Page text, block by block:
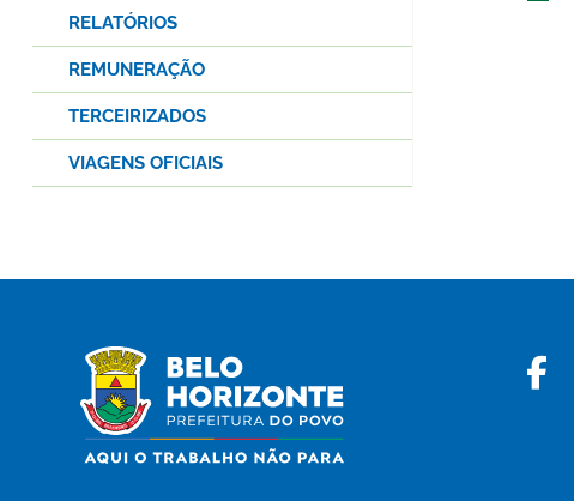
RELATÓRIOS
REMUNERAÇÃO
TERCEIRIZADOS
VIAGENS OFICIAIS